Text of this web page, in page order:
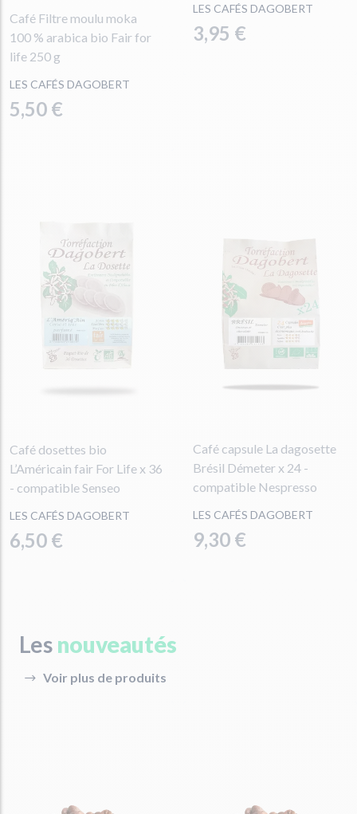
Café Filtre moulu moka
100 % arabica bio Fair for
life 250 g
LES CAFÉS DAGOBERT
5,50 €
LES CAFÉS DAGOBERT
3,95 €
Café dosettes bio
L’Américain fair For Life x 36
- compatible Senseo
LES CAFÉS DAGOBERT
6,50 €
Café capsule La dagosette
Brésil Démeter x 24 -
compatible Nespresso
LES CAFÉS DAGOBERT
9,30 €
Les nouveautés
Voir plus de produits